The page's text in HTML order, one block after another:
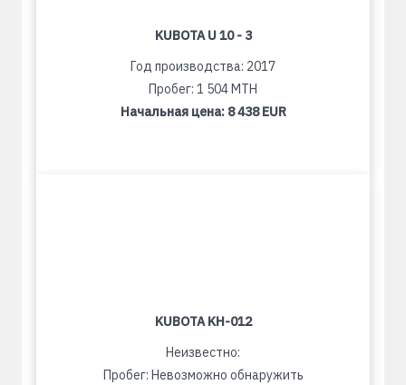
KUBOTA U 10 - 3
Год производства: 2017
Пробег: 1 504 MTH
Начальная цена: 8 438 EUR
KUBOTA KH-012
Неизвестно:
Пробег: Невозможно обнаружить